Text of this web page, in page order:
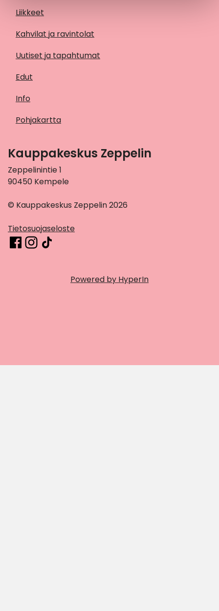
Liikkeet
Kahvilat ja ravintolat
Uutiset ja tapahtumat
Edut
Info
Pohjakartta
Kauppakeskus Zeppelin
Zeppelinintie 1
90450 Kempele
© Kauppakeskus Zeppelin 2026
Tietosuojaseloste
Powered by HyperIn